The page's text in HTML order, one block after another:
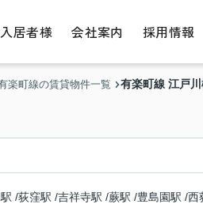
入居者様 会社案内 採用情報
楽町線の賃貸物件一覧 有楽町線 江戸
/荻窪駅 /吉祥寺駅 /蕨駅 /豊島園駅 /西